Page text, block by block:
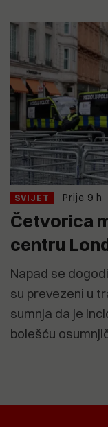
SVIJET Prije 9 h
Četvorica
centru
Napad se
su prevezeni u
sumnja da je
bolešću